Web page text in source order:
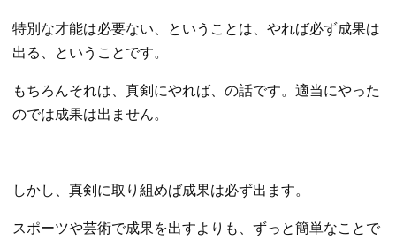
特別な才能は必要ない、ということは、やれば必ず成果は
出る、ということです。
もちろんそれは、真剣にやれば、の話です。適当にやった
のでは成果は出ません。
しかし、真剣に取り組めば成果は必ず出ます。
スポーツや芸術で成果を出すよりも、ずっと簡単なことで